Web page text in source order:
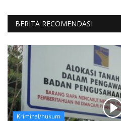
BERITA RECOMENDASI
Kriminal/hukum